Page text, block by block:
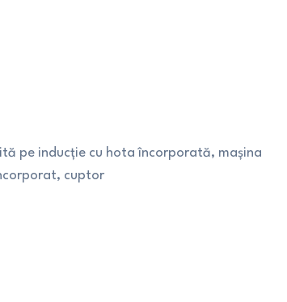
pe inducție cu hota încorporată, mașina
cuptor